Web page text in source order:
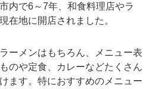
内で6～7年、和食料理店やラ
在地に開店されました。
ーメンはもちろん、メニュー表
のや定食、カレーなどたくさん
ます。特におすすめのメニュー